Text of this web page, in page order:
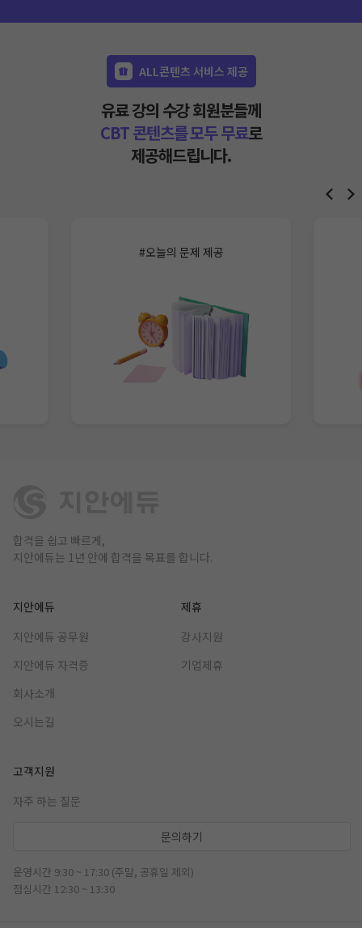
ALL콘텐츠 서비스 제공
유료 강의 수강 회원분들께
CBT 콘텐츠를 모두 무료로
제공해드립니다.
#오늘의 문제 제공
합격을 쉽고 빠르게,
지안에듀는 1년 안에 합격을 목표를 합니다.
지안에듀
지안에듀 공무원
지안에듀 자격증
회사소개
오시는길
제휴
강사지원
기업제휴
고객지원
자주 하는 질문
문의하기
운영시간 9:30 ~ 17:30 (주말, 공휴일 제외)
점심시간 12:30 ~ 13:30